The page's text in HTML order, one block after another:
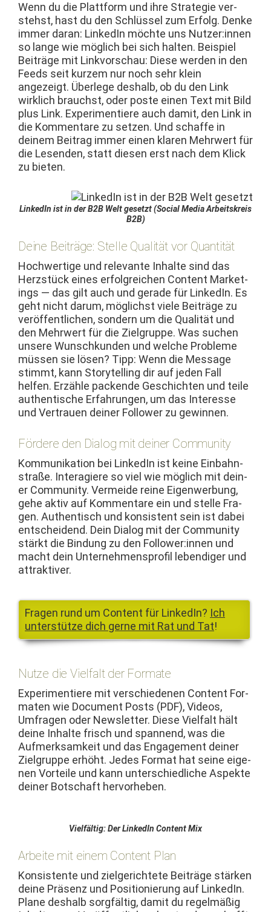
Wenn du die Plat­tform und ihre Strate­gie ver­
stehst, hast du den Schlüs­sel zum Erfolg. Denke
immer daran: LinkedIn möchte uns Nutzer:innen
so lange wie möglich bei sich hal­ten. Beispiel
Beiträge mit Linkvorschau: Diese wer­den in den
Feeds seit kurzem nur noch sehr klein
angezeigt. Über­lege deshalb, ob du den Link
wirk­lich brauchst, oder poste einen Text mit Bild
plus Link. Exper­i­men­tiere auch damit, den Link in
die Kom­mentare zu set­zen. Und schaffe in
deinem Beitrag immer einen klaren Mehrw­ert für
die Lesenden, statt diesen erst nach dem Klick
zu bieten.
LinkedIn ist in der B2B Welt geset­zt (Social Media Arbeit­skreis
B2B)
Deine Beiträge: Stelle Qualität vor Quantität
Hochw­er­tige und rel­e­vante Inhalte sind das
Herzstück eines erfol­gre­ichen Con­tent Mar­ket­
ings — das gilt auch und ger­ade für LinkedIn. Es
geht nicht darum, möglichst viele Beiträge zu
veröf­fentlichen, son­dern um die Qual­ität und
den Mehrw­ert für die Ziel­gruppe. Was suchen
unsere Wun­schkun­den und welche Prob­leme
müssen sie lösen? Tipp: Wenn die Mes­sage
stimmt, kann Sto­ry­telling dir auf jeden Fall
helfen. Erzäh­le pack­ende Geschicht­en und teile
authen­tis­che Erfahrun­gen, um das Inter­esse
und Ver­trauen dein­er Fol­low­er zu gewinnen.
Fördere den Dialog mit deiner Community
Kom­mu­nika­tion bei LinkedIn ist keine Ein­bahn­
straße. Inter­agiere so viel wie möglich mit dein­
er Com­mu­ni­ty. Ver­mei­de reine Eigen­wer­bung,
gehe aktiv auf Kom­mentare ein und stelle Fra­
gen. Authen­tisch und kon­sis­tent sein ist dabei
entschei­dend. Dein Dia­log mit der Com­mu­ni­ty
stärkt die Bindung zu den Follower:innen und
macht dein Unternehmen­spro­fil lebendi­ger und
attraktiver.
Fra­gen rund um Con­tent für LinkedIn? Ich
unter­stütze dich gerne mit Rat und Tat!
Nutze die Vielfalt der Formate
Exper­i­men­tiere mit ver­schiede­nen Con­tent For­
mat­en wie Doc­u­ment Posts (PDF), Videos,
Umfra­gen oder Newslet­ter. Diese Vielfalt hält
deine Inhalte frisch und span­nend, was die
Aufmerk­samkeit und das Engage­ment dein­er
Ziel­gruppe erhöht. Jedes For­mat hat seine eige­
nen Vorteile und kann unter­schiedliche Aspek­te
dein­er Botschaft hervorheben.
Vielfältig: Der LinkedIn Con­tent Mix
Arbeite mit einem Content Plan
Kon­sis­tente und ziel­gerichtete Beiträge stärken
deine Präsenz und Posi­tion­ierung auf LinkedIn.
Plane deshalb sorgfältig, damit du regelmäßig